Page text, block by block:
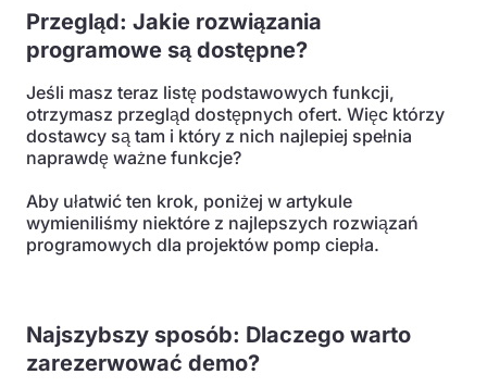
Przegląd: Jakie rozwiązania
programowe są dostępne?
Jeśli masz teraz listę podstawowych funkcji,
otrzymasz przegląd dostępnych ofert. Więc którzy
dostawcy są tam i który z nich najlepiej spełnia
naprawdę ważne funkcje?
Aby ułatwić ten krok, poniżej w artykule
wymieniliśmy niektóre z najlepszych rozwiązań
programowych dla projektów pomp ciepła.
Najszybszy sposób: Dlaczego warto
zarezerwować demo?